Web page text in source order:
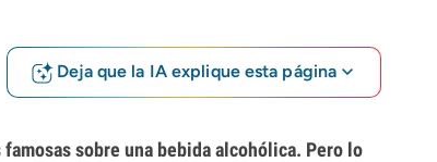
Deja que la IA explique esta página
sobre una bebida alcohólica. Pero lo